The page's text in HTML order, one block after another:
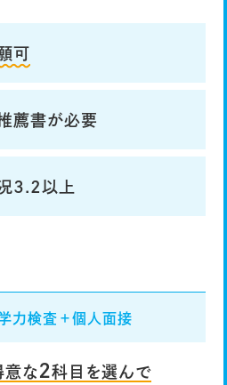
可
薦書が必要
3.2以上
力検査 ＋個人面接
意な 2科目を選んで